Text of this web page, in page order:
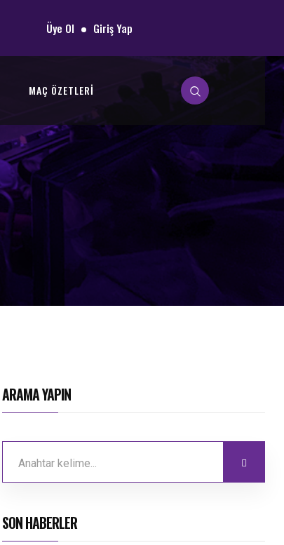
Üye Ol Giriş Yap
MAÇ ÖZETLERI
ARAMA YAPIN
SON HABERLER